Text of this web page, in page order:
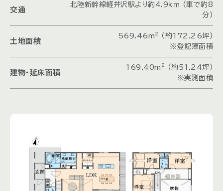
交通
北陸新幹線軽井沢駅より約4.9ｋｍ （車で約8
分）
土地面積
569.46m 2
（約172.26坪）
※登記簿面積
建物・延床面積
169.40m 2
（約51.24坪）
※実測面積